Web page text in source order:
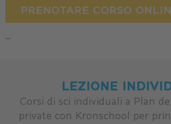
PRENOTARE CORSO
LEZIONE
Corsi di sci individuali a Plan
private con Kronschool per